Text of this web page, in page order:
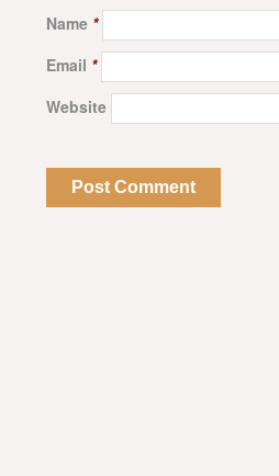
Name *
Email *
Website